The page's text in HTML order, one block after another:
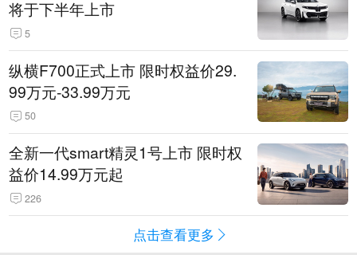
将于下半年上市
5
纵横F700正式上市 限时权益价29.
99万元-33.99万元
50
全新一代smart精灵1号上市 限时权
益价14.99万元起
226
点击查看更多